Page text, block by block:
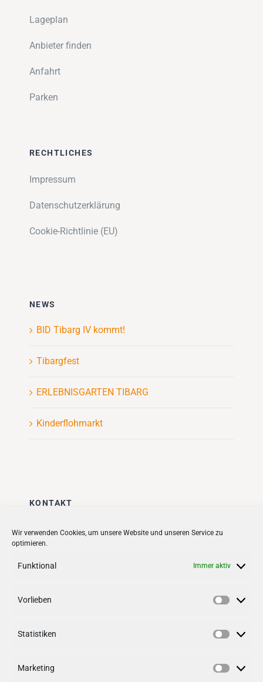
Wir verwenden Cookies, um unsere Website und unseren Service zu
optimieren.
Funktional Immer aktiv
Vorlieben
Statistiken
Marketing
Lageplan
Anbieter finden
Anfahrt
Parken
RECHTLICHES
Impressum
Datenschutzerklärung
Cookie-Richtlinie (EU)
NEWS
BID Tibarg IV kommt!
Tibargfest
ERLEBNISGARTEN TIBARG
Kinderflohmarkt
KONTAKT
Stadt + Handel City- und
Quartiersmanagement
Follow us on